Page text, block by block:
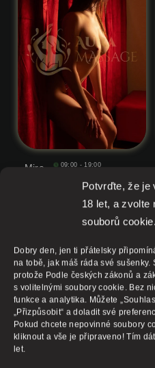
Potvrďte, že je
18 let, a zvolte
souborů cookie.
Dobry den, jen ti přátelsky
na tobě, jak máš ráda své
protože Podle českých zákonů a
s volitelnými soubory cookie. Bez
funkce a analytika. Můžete
„Přizpůsobit“ a doladit své
Pokud chcete nepovinné soubory
kliknout a vše je připraveno! Tím
let.
Mira 09:00 - 19:00
Pštrossova 14, Praha 1
Prsa 2